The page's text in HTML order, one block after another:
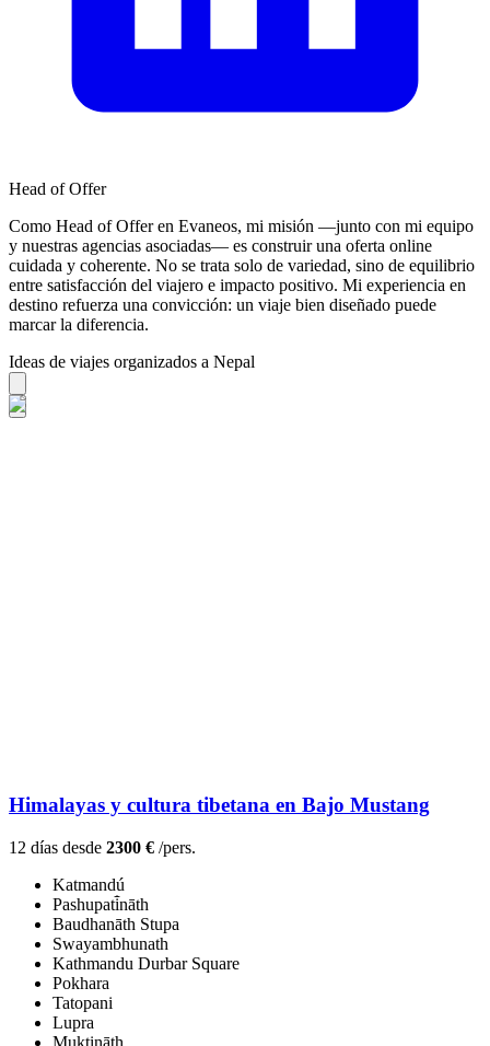
Head of Offer
Como Head of Offer en Evaneos, mi misión —junto con mi equipo
y nuestras agencias asociadas— es construir una oferta online
cuidada y coherente. No se trata solo de variedad, sino de equilibrio
entre satisfacción del viajero e impacto positivo. Mi experiencia en
destino refuerza una convicción: un viaje bien diseñado puede
marcar la diferencia.
Ideas de viajes organizados a Nepal
Himalayas y cultura tibetana en Bajo Mustang
12 días desde 2300 € /pers.
Katmandú
Pashupati̇̄nāth
Baudhanāth Stupa
Swayambhunath
Kathmandu Durbar Square
Pokhara
Tatopani
Lupra
Muktināth